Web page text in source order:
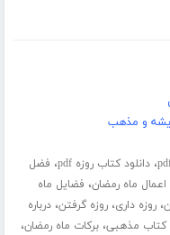
و مذهب
،دانلود کتاب روزه pdf ، فضل
اعمال ماه رمضان، فضایل ماه
،روزه داری،روزه گرفتن،درباره
کتاب مذهبی،برکات ماه رمضان،